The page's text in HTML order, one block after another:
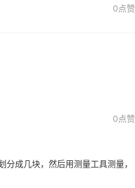
0点赞
0点赞
成几块，然后用测量工具测量，